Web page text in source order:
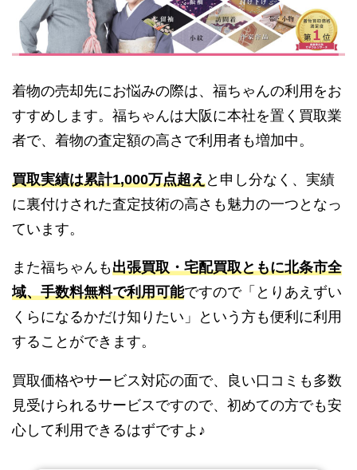
着物の売却先にお悩みの際は、福ちゃんの利用をお
すすめします。福ちゃんは大阪に本社を置く買取業
者で、着物の査定額の高さで利用者も増加中。
買取実績は累計1,000万点超えと申し分なく、実績
に裏付けされた査定技術の高さも魅力の一つとなっ
ています。
また福ちゃんも出張買取・宅配買取ともに北条市全
域、手数料無料で利用可能ですので「とりあえずい
くらになるかだけ知りたい」という方も便利に利用
することができます。
買取価格やサービス対応の面で、良い口コミも多数
見受けられるサービスですので、初めての方でも安
心して利用できるはずですよ♪